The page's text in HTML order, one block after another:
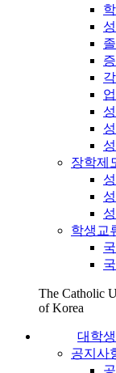
장학제
학생교
The Catholic
of Korea
대학
공지사